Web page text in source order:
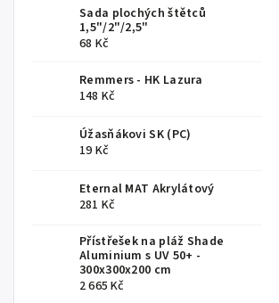
Sada plochých štětců
1,5"/2"/2,5"
68 Kč
Remmers - HK Lazura
148 Kč
Úžasňákovi SK (PC)
19 Kč
Eternal MAT Akrylátový
281 Kč
Přístřešek na pláž Shade
Aluminium s UV 50+ -
300x300x200 cm
2 665 Kč